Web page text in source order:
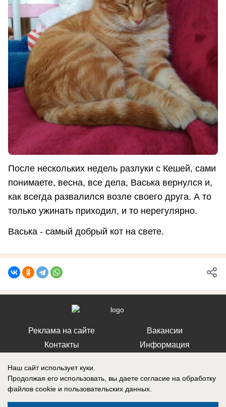
После нескольких недель разлуки с Кешей, сами
понимаете, весна, все дела, Васька вернулся и,
как всегда развалился возле своего друга. А то
только ужинать приходил, и то нерегулярно.
Васька - самый добрый кот на свете.
Реклама на сайте
Контакты
Вакансии
Информация
Наш сайт использует куки.
Продолжая его использовать, вы даете согласие на обработку
файлов cookie и пользовательских данных.